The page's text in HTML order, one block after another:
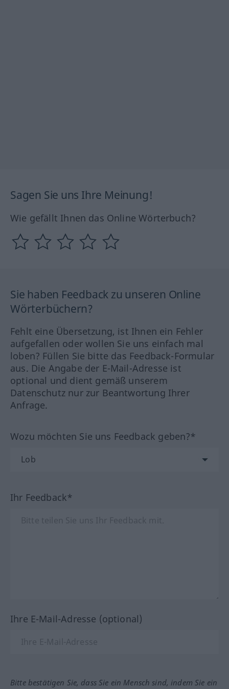
Sagen Sie uns Ihre Meinung!
Wie gefällt Ihnen das Online Wörterbuch?
Sie haben Feedback zu unseren Online
Wörterbüchern?
Fehlt eine Übersetzung, ist Ihnen ein Fehler
aufgefallen oder wollen Sie uns einfach mal
loben? Füllen Sie bitte das Feedback-Formular
aus. Die Angabe der E-Mail-Adresse ist
optional und dient gemäß unserem
Datenschutz nur zur Beantwortung Ihrer
Anfrage.
Wozu möchten Sie uns Feedback geben?*
Ihr Feedback*
Ihre E-Mail-Adresse (optional)
Bitte bestätigen Sie, dass Sie ein Mensch sind, indem Sie ein